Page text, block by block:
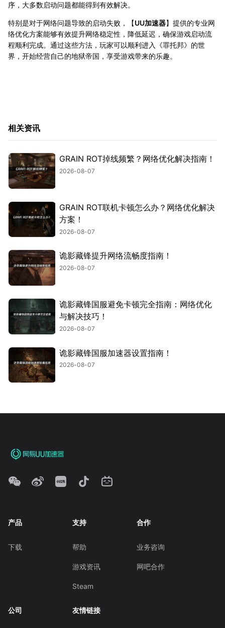
序，大多数启动问题都能得到有效解决。
特别是对于网络问题导致的启动失败，【UU加速器】提供的专业网
络优化方案能够有效提升网络稳定性，降低延迟，确保游戏启动流
程顺利完成。通过这些方法，玩家可以顺利进入《罪托邦》的世
界，开始经营自己的地狱帝国，享受游戏带来的乐趣。
相关资讯
GRAIN ROT掉线频繁？网络优化解决指南！
2026-08-07
GRAIN ROT联机卡顿怎么办？网络优化解决
方案！
2026-08-07
诡影藏锋提升网络流畅度指南！
2026-08-07
诡影藏锋国服避免卡顿完全指南：网络优化
与解决技巧！
2026-08-07
诡影藏锋国服加速器设置指南！
2026-08-07
产品
下载
支持
帮助
游戏资讯
Steam
合作
业务咨询
网吧合作
公司 友情链接